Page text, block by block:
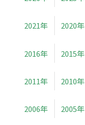
2021年 2020年
2016年 2015年
2011年 2010年
2006年 2005年